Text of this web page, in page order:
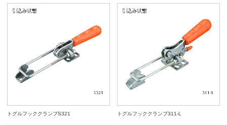
トグルフッククランプS321 トグルフッククランプ311-L